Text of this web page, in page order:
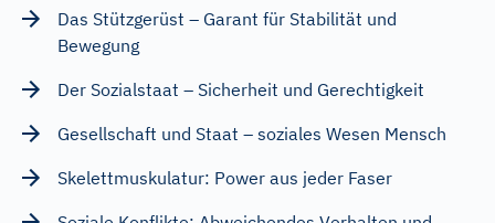
Das Stützgerüst – Garant für Stabilität und
Bewegung
Der Sozialstaat – Sicherheit und Gerechtigkeit
Gesellschaft und Staat – soziales Wesen Mensch
Skelettmuskulatur: Power aus jeder Faser